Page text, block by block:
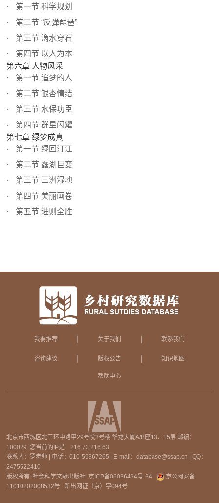
第一节 科学规划
第二节 “反弹琵琶”
第三节 滴水穿石
第四节 以人为本
第六章 人物风采
第一节 追梦的人
第二节 银杏情结
第三节 水保功臣
第四节 群星闪耀
第七章 绿梦成真
第一节 绿回汀江
第二节 露湖巨变
第三节 三洲湿地
第四节 美丽画卷
第五节 进则全胜
我要推荐 关于我们 联系我们
咨询建议 版权公告 知识地图
帮助中心
北京市西城区北三环中路甲29号院3号楼 华龙大厦A/B座13、15层 邮编：
100029 您当前的IP是：216.73.216.63
联系人：罗老师 | 电话：010-59367265 | E-mail：database@ssap.cn | QQ：
2475522410
版权所有 社会科学文献出版社 京ICP备06036494号-34
京公网安备
11010202008532号
新出网证（京）字094号